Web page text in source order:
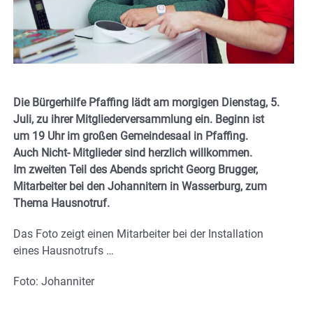
Die Bürgerhilfe Pfaffing lädt am morgigen Dienstag, 5.
Juli, zu ihrer Mitgliederversammlung ein. Beginn ist
um 19 Uhr im großen Gemeindesaal in Pfaffing.
Auch Nicht- Mitglieder sind herzlich willkommen.
Im zweiten Teil des Abends spricht Georg Brugger,
Mitarbeiter bei den Johannitern in Wasserburg, zum
Thema Hausnotruf.
Das Foto zeigt einen Mitarbeiter bei der Installation
eines Hausnotrufs …
Foto: Johanniter